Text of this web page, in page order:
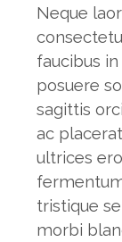
Neque
faucibus
posuere
sagittis
ac
ultrices
tristique
morbi